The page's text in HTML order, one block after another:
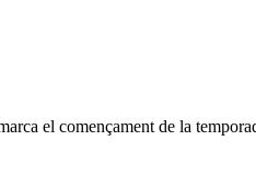
el començament de la